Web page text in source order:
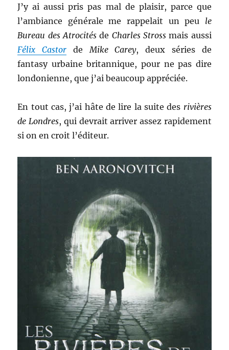
J’y ai aussi pris pas mal de plaisir, parce que
l’ambiance générale me rappelait un peu le
Bureau des Atrocités de Charles Strossmais aussi
Félix Castor deMike Carey, deux séries de
fantasy urbaine britannique, pour ne pas dire
londonienne, que j’ai beaucoup appréciée.
En tout cas, j’ai hâte de lire la suite des rivières
de Londres, qui devrait arriver assez rapidement
si on en croit l’éditeur.